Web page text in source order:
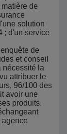
de
solution
; d'un service
de
et conseil
nécessité la
attribuer le
96/100 des
avoir une
produits.
agence